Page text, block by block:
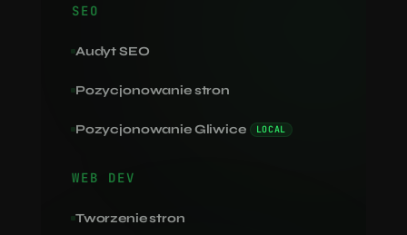
SEO
Audyt SEO
Pozycjonowanie stron
Pozycjonowanie Gliwice LOCAL
WEB DEV
Tworzenie stron